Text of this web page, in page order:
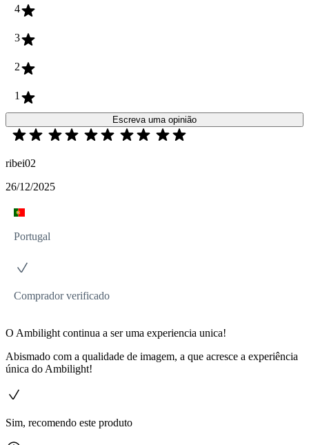
4
3
2
1
Escreva uma opinião
ribei02
26/12/2025
Portugal
Comprador verificado
O Ambilight continua a ser uma experiencia unica!
Abismado com a qualidade de imagem, a que acresce a experiência
única do Ambilight!
Sim, recomendo este produto